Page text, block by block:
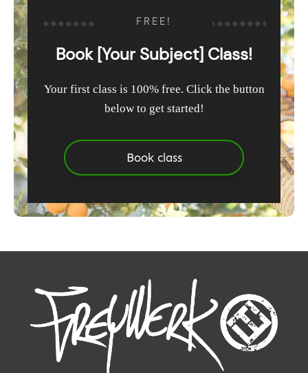
FREE!
Book [Your Subject] Class!
Your first class is 100% free. Click the button
below to get started!
Book class